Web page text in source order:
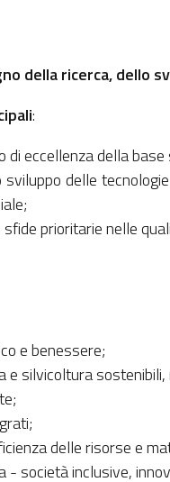
della ricerca, dello
:
di eccellenza della
sviluppo delle
prioritarie nelle
e benessere;
silvicoltura
delle risorse e
- società inclusive,